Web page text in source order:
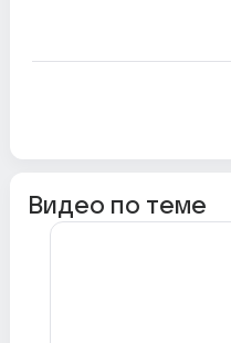
Видео по теме